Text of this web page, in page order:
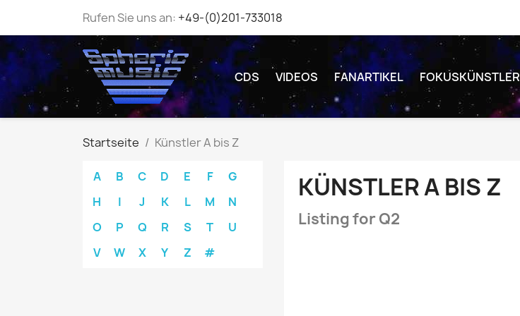
Rufen Sie uns an: +49-(0)201-733018
CDS VIDEOS FANARTIKEL FOKUSKÜNSTLER
Startseite Künstler A bis Z
A B C D E F
G
H
I J K L M
N
O
P Q R S T
U
V
W X Y Z #
KÜNSTLER A BIS Z
Listing for Q2